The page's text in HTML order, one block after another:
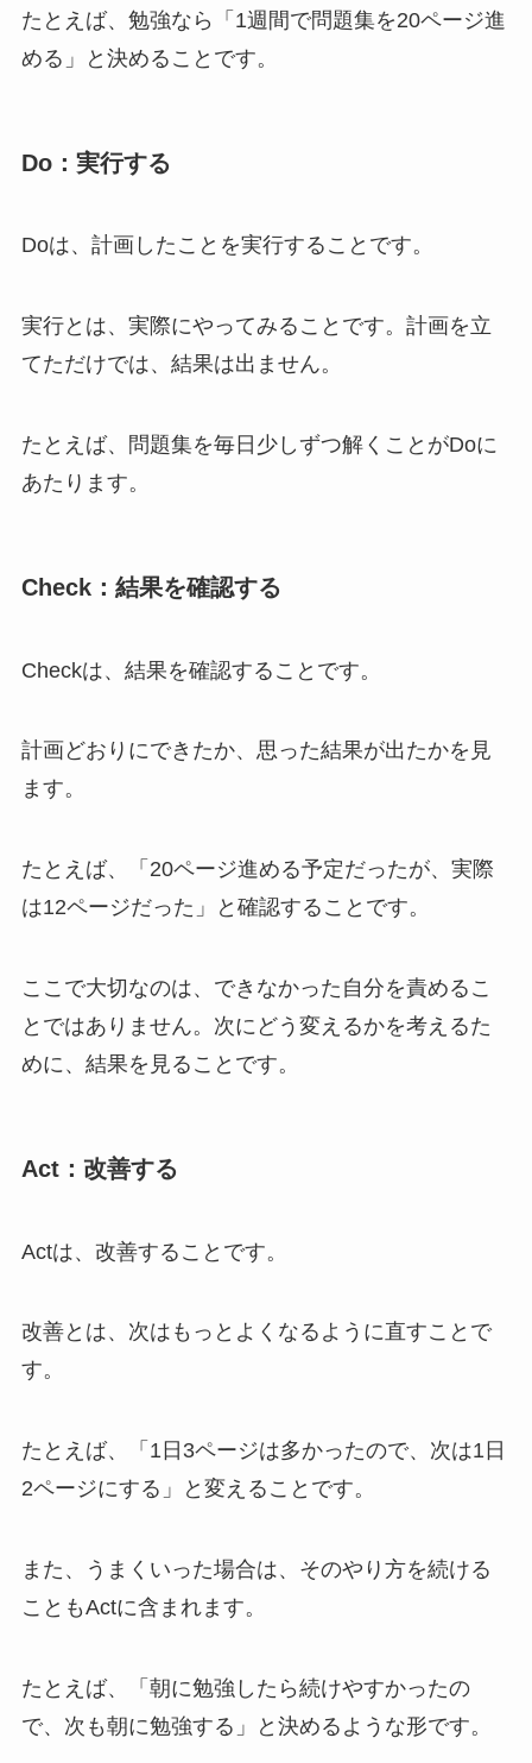
たとえば、勉強なら「1週間で問題集を20ページ進
める」と決めることです。
Do：実行する
Doは、計画したことを実行することです。
実行とは、実際にやってみることです。計画を立
てただけでは、結果は出ません。
たとえば、問題集を毎日少しずつ解くことがDoに
あたります。
Check：結果を確認する
Checkは、結果を確認することです。
計画どおりにできたか、思った結果が出たかを見
ます。
たとえば、「20ページ進める予定だったが、実際
は12ページだった」と確認することです。
ここで大切なのは、できなかった自分を責めるこ
とではありません。次にどう変えるかを考えるた
めに、結果を見ることです。
Act：改善する
Actは、改善することです。
改善とは、次はもっとよくなるように直すことで
す。
たとえば、「1日3ページは多かったので、次は1日
2ページにする」と変えることです。
また、うまくいった場合は、そのやり方を続ける
こともActに含まれます。
たとえば、「朝に勉強したら続けやすかったの
で、次も朝に勉強する」と決めるような形です。